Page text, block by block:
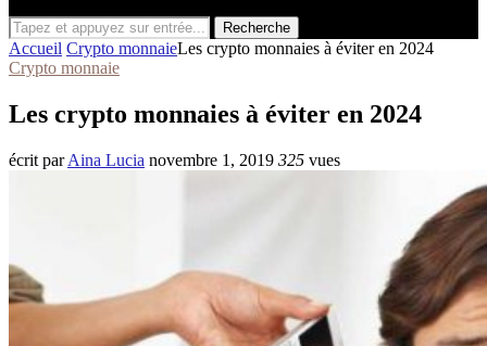
Recherche
Accueil Crypto monnaieLes crypto monnaies à éviter en 2024
Crypto monnaie
Les crypto monnaies à éviter en 2024
écrit parAina Lucia novembre 1, 2019 325 vues